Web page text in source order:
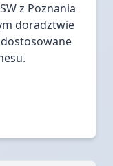
z Poznania
doradztwie